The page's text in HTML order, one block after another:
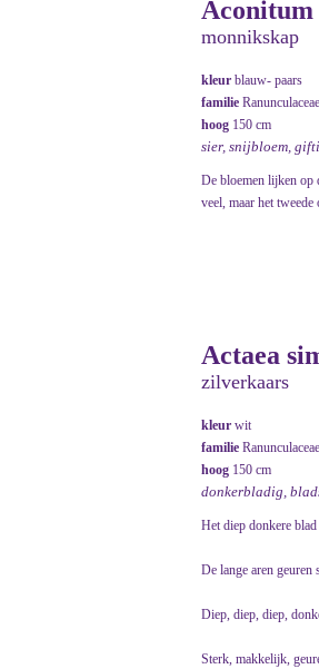
Aconitum
monnikskap
kleur blauw- paars
familie Ranunculaceae
hoog 150 cm
sier, snijbloem,
De bloemen lijken op
veel, maar het
Actaea
zilverkaars
kleur wit
familie Ranunculaceae
hoog 150 cm
donkerbladig,
Het diep donkere
De lange aren geuren
Diep, diep, diep,
Sterk, makkelijk,